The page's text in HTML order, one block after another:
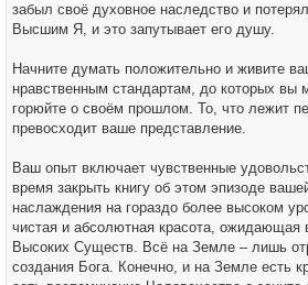
забыл своё духовное наследство и
Высшим Я, и это запутывает его душу.
Начните думать положительно и живите
нравственным стандартам, до которых вы
горюйте о своём прошлом. То, что лежит
превосходит ваше представление.
Ваш опыт включает чувственные
время закрыть книгу об этом эпизоде
наслаждения на гораздо более высоком
чистая и абсолютная красота, ожидающая
Высоких Существ. Всё на Земле – лишь
создания Бога. Конечно, и на Земле есть